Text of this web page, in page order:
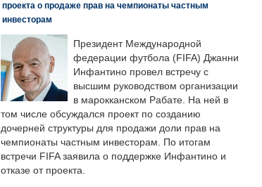
проекта о продаже прав на чемпионаты частным
инвесторам
Президент Международной
федерации футбола (FIFA) Джанни
Инфантино провел встречу с
высшим руководством организации
в марокканском Рабате. На ней в
том числе обсуждался проект по созданию
дочерней структуры для продажи доли прав на
чемпионаты частным инвесторам. По итогам
встречи FIFA заявила о поддержке Инфантино и
отказе от проекта.